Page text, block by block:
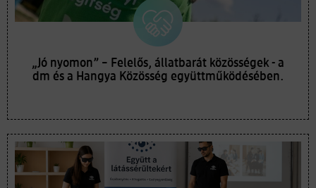
„Jó nyomon” – Felelős, állatbarát közösségek - a
dm és a Hangya Közösség együttműködésében.